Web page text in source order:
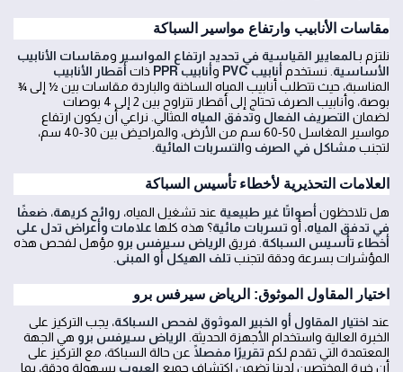
مقاسات الأنابيب وارتفاع مواسير السباكة
نلتزم بـالمعايير القياسية في تحديد ارتفاع المواسير ومقاسات الأنابيب
الأساسية . نستخدم أنابيب PVC وأنابيب PPR ذات أقطار الأنابيب
المناسبة، حيث تتطلب أنابيب المياه الساخنة والباردة مقاسات بين ½ إلى ¾
بوصة، وأنابيب الصرف تحتاج إلى أقطار تتراوح بين 2 إلى 4 بوصات
لضمان التصريف الفعال وتدفق المياه المثالي. نراعي أن يكون ارتفاع
مواسير المغاسل 50-60 سم من الأرض، والمراحيض بين 30-40 سم،
لتجنب مشاكل في الصرف والتسربات المائية
العلامات التحذيرية لأخطاء تأسيس السباكة
هل تلاحظونأصواتًا غير طبيعية عند تشغيل المياه، روائح كريهة، ضعفًا
في تدفق المياه، أو تسربات مائية؟ هذه كلها علامات وأعراض تدل على
أخطاء تأسيس السباكة . فريق الرياض سيرفس برو مؤهل لفحص هذه
المؤشرات بسرعة ودقة لتجنب تلف الهيكل أو المبنى
اختيار المقاول الموثوق: الرياض سيرفس برو
عند اختيار المقاول أو الخبير الموثوق لفحص السباكة، يجب التركيز على
الخبرة العالية واستخدام الأجهزة الحديثة. الرياض سيرفس برو هي الجهة
المعتمدة التي تقدم لكم تقريرًا مفصلًا عن حالة السباكة، مع التركيز على
أن خبرة المختصين لدينا تضمن اكتشاف جميع العيوب بسهولة ودقة، بما